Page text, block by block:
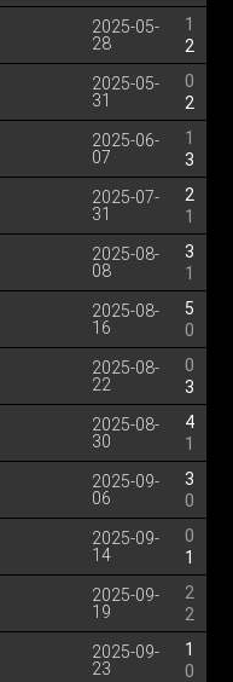
2025-05-
28
1
2
2025-05-
31
0
2
2025-06-
07
1
3
2025-07-
31
2
1
2025-08-
08
3
1
2025-08-
16
5
0
2025-08-
22
0
3
2025-08-
30
4
1
2025-09-
06
3
0
2025-09-
14
0
1
2025-09-
19
2
2
2025-09-
23
1
0